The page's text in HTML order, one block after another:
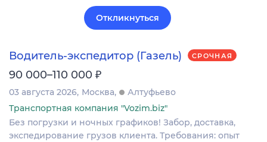
Откликнуться
Водитель-экспедитор (Газель) СРОЧНАЯ
90 000–110 000 ₽
03 августа 2026 Москва
Алтуфьево
Транспортная компания "Vozim.biz"
Без погрузки и ночных графиков! Забор, доставка,
экспедирование грузов клиента. Требования: опыт